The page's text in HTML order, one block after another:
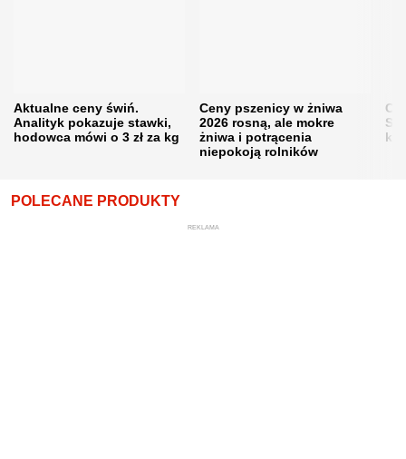
Aktualne ceny świń.
Analityk pokazuje stawki,
hodowca mówi o 3 zł za kg
Ceny pszenicy w żniwa
2026 rosną, ale mokre
żniwa i potrącenia
niepokoją rolników
POLECANE PRODUKTY
REKLAMA